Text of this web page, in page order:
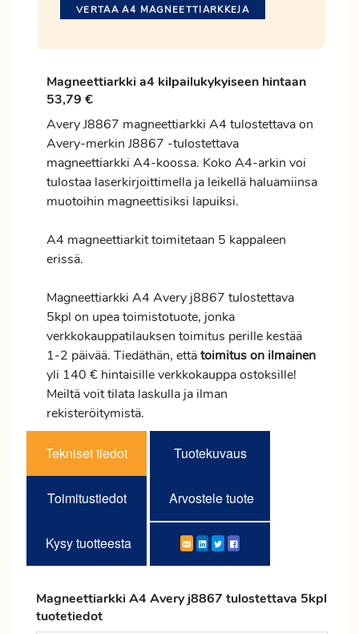
VERTAA A4 MAGNEETTIARKKEJA
Magneettiarkki a4 kilpailukykyiseen hintaan
53,79 €
Avery J8867 magneettiarkki A4 tulostettava on
Avery-merkin J8867 -tulostettava
magneettiarkki A4-koossa. Koko A4-arkin voi
tulostaa laserkirjoittimella ja leikellä haluamiinsa
muotoihin magneettisiksi lapuiksi.
A4 magneettiarkit toimitetaan 5 kappaleen
erissä.
Magneettiarkki A4 Avery j8867 tulostettava
5kpl on upea toimistotuote, jonka
verkkokauppatilauksen toimitus perille kestää
1-2 päivää. Tiedäthän, ettätoimituson ilmainen
yli 140 € hintaisille verkkokauppa ostoksille!
Meiltä voit tilata laskulla ja ilman
rekisteröitymistä.
Tekniset tiedot Tuotekuvaus
Toimitustiedot Arvostele tuote
Kysy tuotteesta
Magneettiarkki A4 Avery j8867 tulostettava 5kpl
tuotetiedot